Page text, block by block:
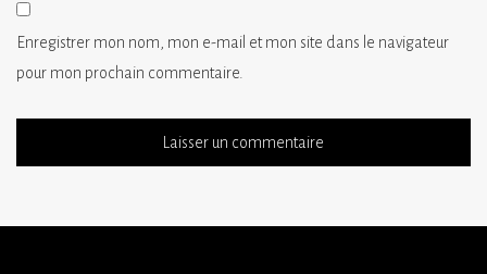
Enregistrer mon nom, mon e-mail et mon site dans le navigateur
pour mon prochain commentaire.